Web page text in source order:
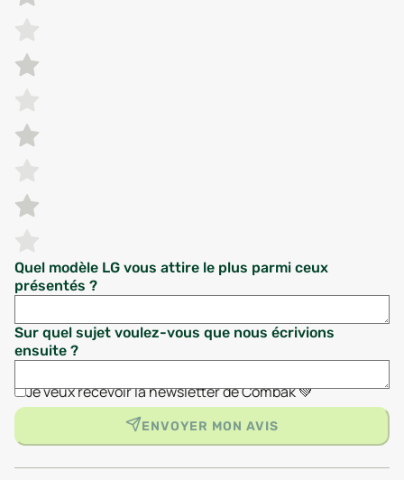
Quel modèle LG vous attire le plus parmi ceux
présentés ?
Sur quel sujet voulez-vous que nous écrivions
ensuite ?
Je veux recevoir la newsletter de Combak 💚
ENVOYER MON AVIS